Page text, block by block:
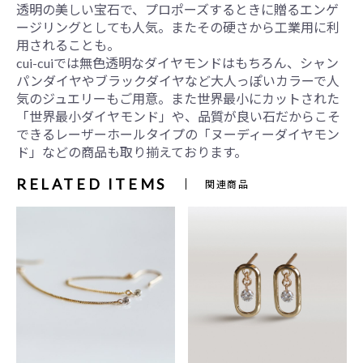
透明の美しい宝石で、プロポーズするときに贈るエンゲ
ージリングとしても人気。またその硬さから工業用に利
用されることも。
cui-cuiでは無色透明なダイヤモンドはもちろん、シャン
パンダイヤやブラックダイヤなど大人っぽいカラーで人
気のジュエリーもご用意。また世界最小にカットされた
「世界最小ダイヤモンド」や、品質が良い石だからこそ
できるレーザーホールタイプの「ヌーディーダイヤモン
ド」などの商品も取り揃えております。
RELATED ITEMS 関連商品